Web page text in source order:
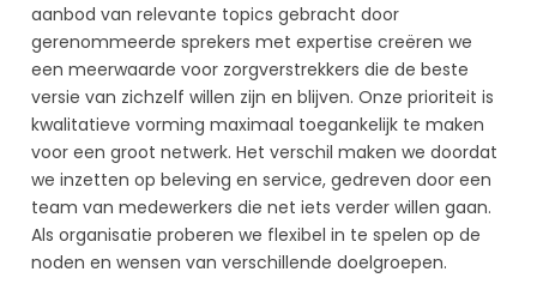
aanbod van relevante topics gebracht door
gerenommeerde sprekers met expertise creëren we
een meerwaarde voor zorgverstrekkers die de beste
versie van zichzelf willen zijn en blijven. Onze prioriteit is
kwalitatieve vorming maximaal toegankelijk te maken
voor een groot netwerk. Het verschil maken we doordat
we inzetten op beleving en service, gedreven door een
team van medewerkers die net iets verder willen gaan.
Als organisatie proberen we flexibel in te spelen op de
noden en wensen van verschillende doelgroepen.